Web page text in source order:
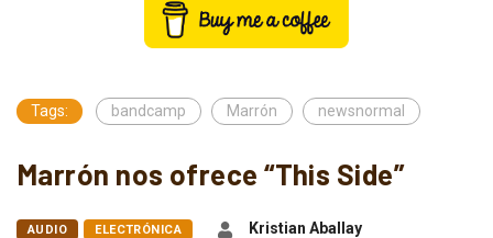
Tags: bandcamp Marrón newsnormal
Marrón nos ofrece “This Side”
AUDIO ELECTRÓNICA
Kristian Aballay